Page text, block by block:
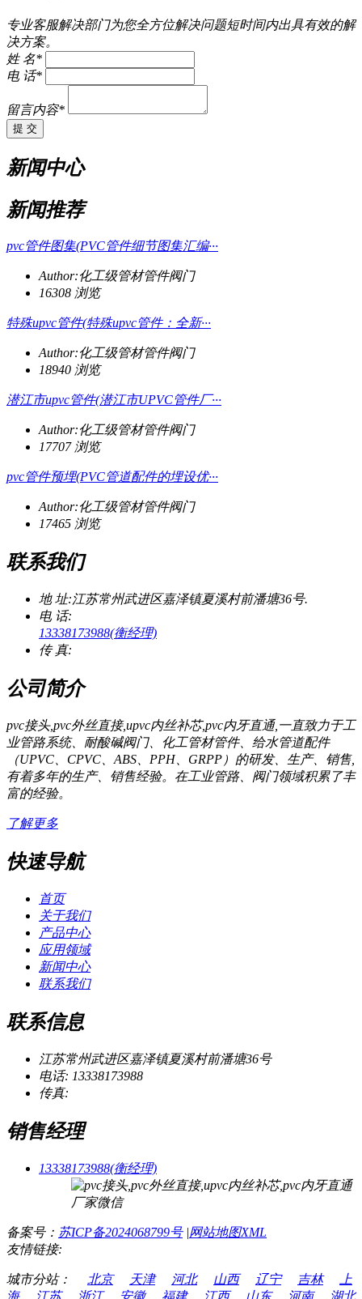
专业客服解决部门为您全方位解决问题短时间内出具有效的解
决方案。
姓 名*
电 话*
留言内容*
提 交
新闻中心
新闻推荐
pvc管件图集(PVC管件细节图集汇编···
Author:化工级管材管件阀门
16308 浏览
特殊upvc管件(特殊upvc管件：全新···
Author:化工级管材管件阀门
18940 浏览
潜江市upvc管件(潜江市UPVC管件厂···
Author:化工级管材管件阀门
17707 浏览
pvc管件预埋(PVC管道配件的埋设优···
Author:化工级管材管件阀门
17465 浏览
联系我们
地 址:江苏常州武进区嘉泽镇夏溪村前潘塘36号.
电 话:
13338173988(衡经理)
传 真:
公司简介
pvc接头,pvc外丝直接,upvc内丝补芯,pvc内牙直通,一直致力于工
业管路系统、耐酸碱阀门、化工管材管件、给水管道配件
（UPVC、CPVC、ABS、PPH、GRPP）的研发、生产、销售,
有着多年的生产、销售经验。在工业管路、阀门领域积累了丰
富的经验。
了解更多
快速导航
首页
关于我们
产品中心
应用领域
新闻中心
联系我们
联系信息
江苏常州武进区嘉泽镇夏溪村前潘塘36号
电话: 13338173988
传真:
销售经理
13338173988(衡经理)
备案号： 苏ICP备2024068799号|网站地图XML
友情链接:
城市分站： 北京 天津 河北 山西 辽宁 吉林
上
海
江苏 浙江 安徽 福建 江西 山东 河南 湖北